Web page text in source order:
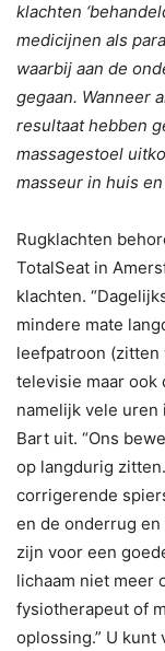
klachten
medicijnen als
waarbij aan de
gegaan. Wanneer
resultaat hebben
massagestoel
masseur in huis
Rugklachten
TotalSeat in
klachten.
mindere mate
leefpatroon (zitten
televisie maar ook
namelijk vele uren
Bart uit. “Ons
op langdurig
corrigerende
en de onderrug
zijn voor een
lichaam niet meer
fysiotherapeut of
oplossing.” U